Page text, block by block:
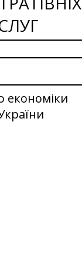
економіки